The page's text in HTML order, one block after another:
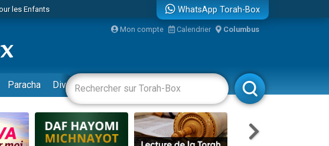
les Enfants
insalubre
WhatsApp Torah-Box
Mon compte Calendrier Columbus
Paracha Divertissements Livres Rabbanim